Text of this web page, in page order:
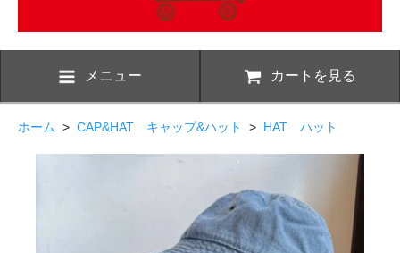
メニュー カートを見る
ホーム > CAP&HAT キャップ&ハット > HAT ハット